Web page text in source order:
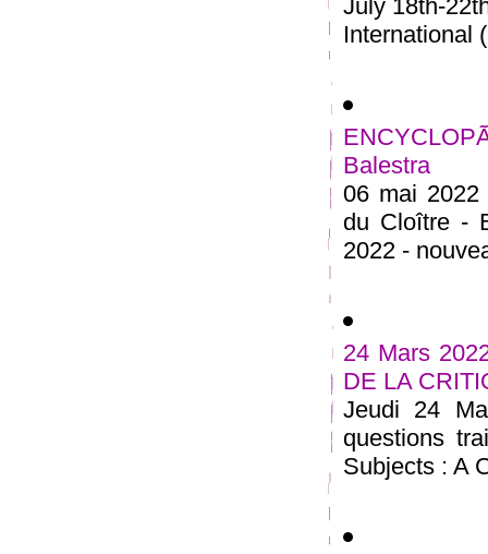
July 18th-
International
Balestra
06 mai 2022
du Cloître -
2022 -
24 Mars
DE LA
Jeudi 24
questions
Subjects : A